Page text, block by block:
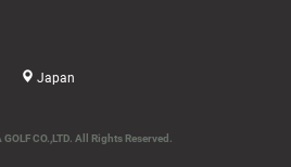
Japan
CO.,LTD. All Rights Reserved.